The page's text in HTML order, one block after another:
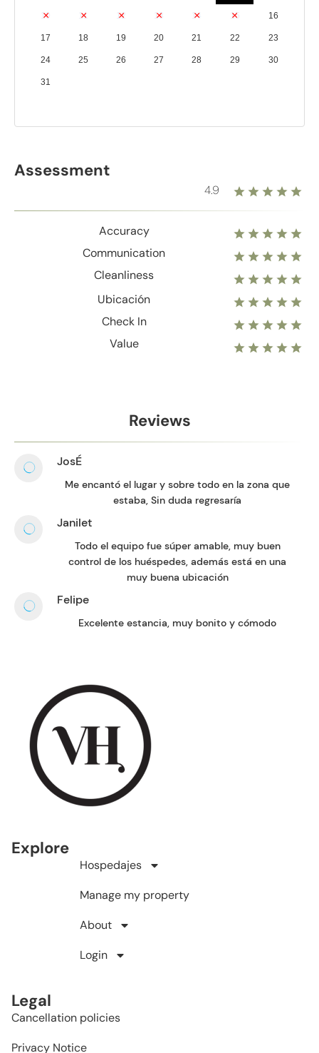
10 11 12 13 14 15 16
17 18 19 20 21 22 23
24 25 26 27 28 29 30
31
Assessment
4.9
Accuracy
Communication
Cleanliness
Ubicación
Check In
Value
Reviews
JosÉ
Me encantó el lugar y sobre todo en la zona que
estaba, Sin duda regresaría
Janilet
Todo el equipo fue súper amable, muy buen
control de los huéspedes, además está en una
muy buena ubicación
Felipe
Excelente estancia, muy bonito y cómodo
Explore
Hospedajes
Manage my property
About
Login
Legal
Cancellation policies
Privacy Notice